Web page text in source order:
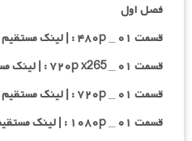
فصل اول
قسمت ۰۱ _ ۴۸۰p : | لینک مستقیم |
قسمت ۰۱ _ ۷۲۰p x265 : | لینک مستقیم |
قسمت ۰۱ _ ۷۲۰p : | لینک مستقیم |
قسمت ۰۱ _ ۱۰۸۰p : | لینک مستقیم |